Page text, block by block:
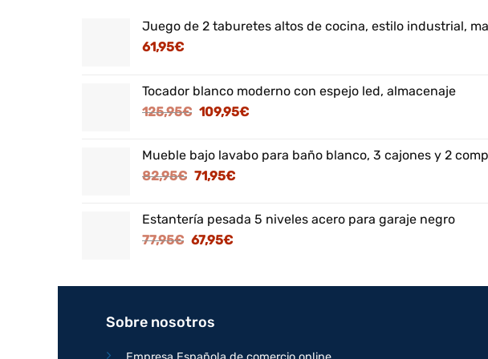
Juego de 2 taburetes altos de cocina, estilo industrial,
61,95€
Tocador blanco moderno con espejo led, almacenaje
125,95€ El
era:
125,95€.
109,95€El
es:
Mueble bajo lavabo para baño blanco, 3 cajones y 2
82,95€ El
era:
82,95€.
71,95€El
es:
Estantería pesada 5 niveles acero para garaje negro
77,95€ El
era:
67,95€El
es:
Sobre nosotros